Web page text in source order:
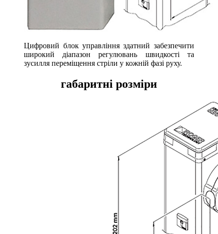
Цифровий блок управління здатний забезпечити
широкий діапазон регулювань швидкості та
зусилля переміщення стріли у кожній фазі руху.
габаритні розміри